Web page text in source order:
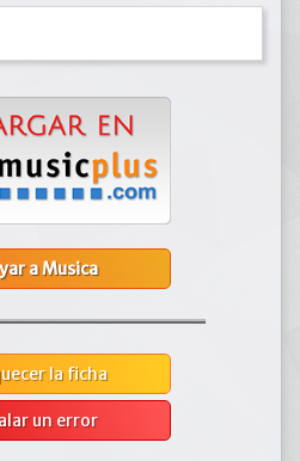
a Musica
la ficha
un error